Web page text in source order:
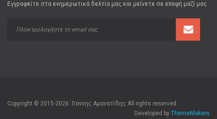
Εγγραφείτε στα ενημερωτικά δελτία μας και μείνετε σε επαφή μαζί μας
Copyright © 2015-2026. Γιάννης Αμανατίδης All rights reserved
Developed by ThemeMakers